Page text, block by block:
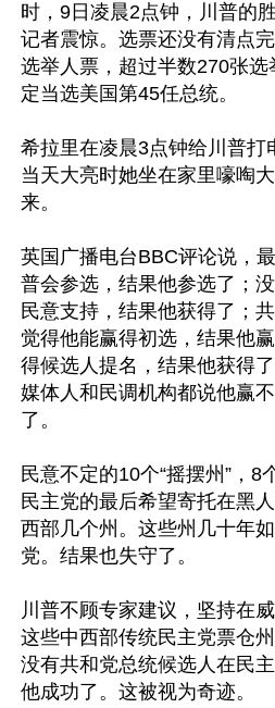
时，9日凌晨2点钟，川普的
记者震惊。选票还没有清点
选举人票，超过半数270张
定当选美国第45任总统。
希拉里在凌晨3点钟给川普打
当天大亮时她坐在家里嚎啕
来。
英国广播电台BBC评论说，
普会参选，结果他参选了；
民意支持，结果他获得了；
觉得他能赢得初选，结果他
得候选人提名，结果他获得
媒体人和民调机构都说他赢
了。
民意不定的10个“摇摆州”，8
民主党的最后希望寄托在黑
西部几个州。这些州几十年
党。结果也失守了。
川普不顾专家建议，坚持在
这些中西部传统民主党票仓
没有共和党总统候选人在民
他成功了。这被视为奇迹。